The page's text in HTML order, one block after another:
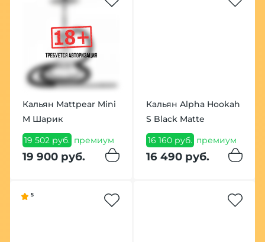
Кальян Mattpear Mini
M Шарик
19 502 руб. премиум
19 900 руб.
Кальян Alpha Hookah
S Black Matte
16 160 руб. премиум
16 490 руб.
5